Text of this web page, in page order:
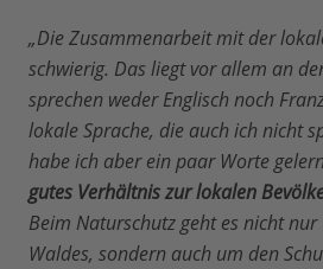
„Die Zusammenarbeit mit der
schwierig. Das liegt vor allem an
sprechen weder Englisch noch
lokale Sprache, die auch ich nicht
habe ich aber ein paar Worte
gutes Verhältnis zur lokalen
Beim Naturschutz geht es nicht nur
Waldes, sondern auch um den